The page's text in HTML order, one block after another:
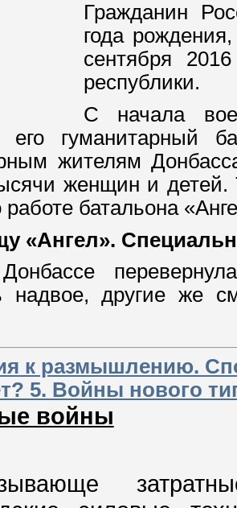
Гражданин
года
сентября
республики.
С начала
гуманитарный
жителям
женщин и детей.
батальона
«Ангел».
надвое, другие же
к размышлению.
5. Войны нового
войны